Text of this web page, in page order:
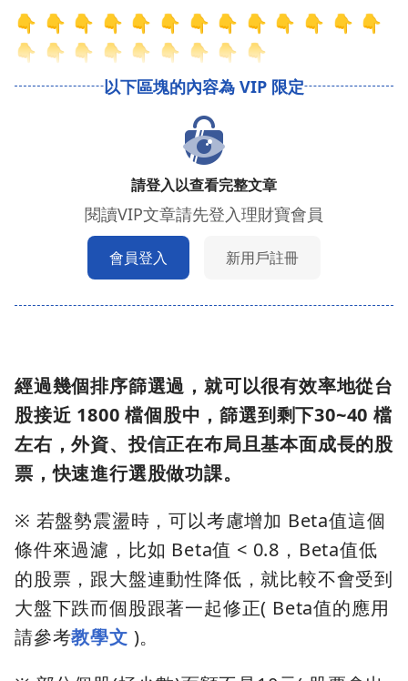
👇 👇 👇 👇 👇 👇 👇 👇 👇 👇 👇 👇 👇
👇 👇 👇 👇 👇 👇 👇 👇 👇
請登入以查看完整文章
閱讀VIP文章請先登入理財寶會員
會員登入 新用戶註冊
經過幾個排序篩選過，就可以很有效率地從台
股接近 1800 檔個股中，篩選到剩下30~40 檔
左右，外資、投信正在布局且基本面成長的股
票，快速進行選股做功課。
※ 若盤勢震盪時，可以考慮增加 Beta值這個
條件來過濾，比如 Beta值 < 0.8，Beta值低
的股票，跟大盤連動性降低，就比較不會受到
大盤下跌而個股跟著一起修正( Beta值的應用
請參考教學文 )。